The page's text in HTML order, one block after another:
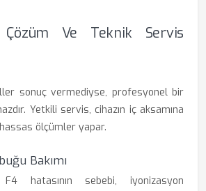
Çözüm Ve Teknik Servis
sonuç vermediyse, profesyonel bir
Yetkili servis, cihazın iç aksamına
ölçümler yapar.
Bakımı
hatasının sebebi, iyonizasyon